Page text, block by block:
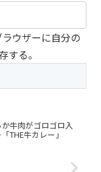
ウザーに自分の
する。
か牛肉がゴロゴロ入
THE牛カレー」